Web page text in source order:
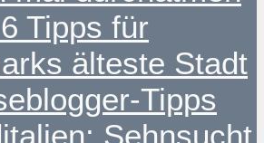
Tipps für
älteste Stadt
Tipps
Sehnsucht